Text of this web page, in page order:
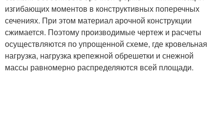
изгибающих моментов в конструктивных поперечных
сечениях. При этом материал арочной конструкции
сжимается. Поэтому производимые чертеж и расчеты
осуществляются по упрощенной схеме, где кровельная
нагрузка, нагрузка крепежной обрешетки и снежной
массы равномерно распределяются всей площади.